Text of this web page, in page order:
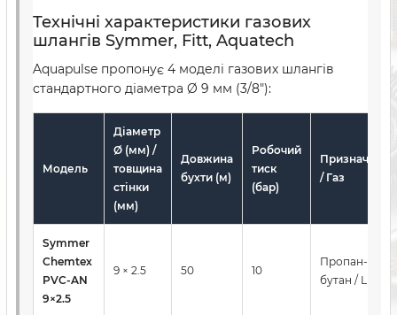
Технічні характеристики газових
шлангів Symmer, Fitt, Aquatech
Aquapulse пропонує 4 моделі газових шлангів
стандартного діаметра Ø 9 мм (3/8″):
Модель
Діаметр
Ø (мм) /
товщина
стінки
(мм)
Довжина
бухти (м)
Робочий
тиск
(бар)
Призначення
/ Газ
Symmer
Chemtex
PVC-AN
9×2.5
9 × 2.5 50 10
Пропан-
бутан / LPG